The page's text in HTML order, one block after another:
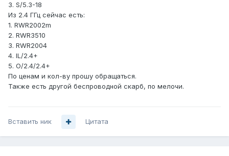
3. S/5.3-18
Из 2.4 ГГц сейчас есть:
1. RWR2002m
2. RWR3510
3. RWR2004
4. IL/2.4+
5. О/2.4/2.4+
По ценам и кол-ву прошу обращаться.
Также есть другой беспроводной скарб, по мелочи.
Вставить ник Цитата